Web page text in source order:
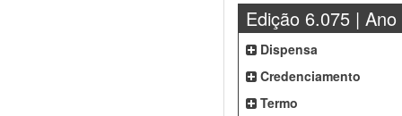
Edição 6.075 | Ano
Dispensa
Credenciamento
Termo